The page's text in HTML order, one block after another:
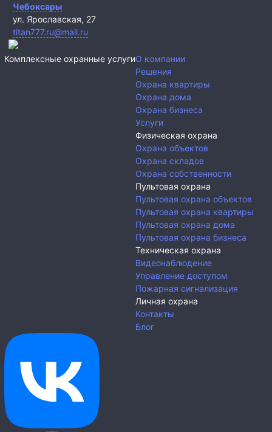
Чебоксары
ул. Ярославская, 27
titan777.ru@mail.ru
Комплексные охранные услугиО компании
Решения
Охрана квартиры
Охрана дома
Охрана бизнеса
Услуги
Физическая охрана
Охрана объектов
Охрана складов
Охрана собственности
Пультовая охрана
Пультовая охрана объектов
Пультовая охрана квартиры
Пультовая охрана дома
Пультовая охрана бизнеса
Техническая охрана
Видеонаблюдение
Управление доступом
Пожарная сигнализация
Личная охрана
Контакты
Блог